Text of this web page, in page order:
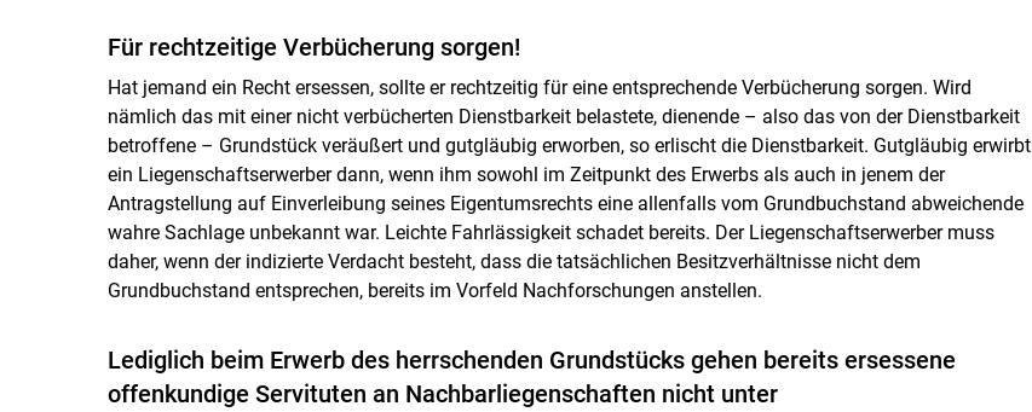
Für rechtzeitige Verbücherung sorgen!
Hat jemand ein Recht ersessen, sollte er rechtzeitig für eine entsprechende Verbücherung sorgen. Wird
nämlich das mit einer nicht verbücherten Dienstbarkeit belastete, dienende – also das von der Dienstbarkeit
betroffene – Grundstück veräußert und gutgläubig erworben, so erlischt die Dienstbarkeit. Gutgläubig erwirbt
ein Liegenschaftserwerber dann, wenn ihm sowohl im Zeitpunkt des Erwerbs als auch in jenem der
Antragstellung auf Einverleibung seines Eigentumsrechts eine allenfalls vom Grundbuchstand abweichende
wahre Sachlage unbekannt war. Leichte Fahrlässigkeit schadet bereits. Der Liegenschaftserwerber muss
daher, wenn der indizierte Verdacht besteht, dass die tatsächlichen Besitzverhältnisse nicht dem
Grundbuchstand entsprechen, bereits im Vorfeld Nachforschungen anstellen.
Lediglich beim Erwerb des herrschenden Grundstücks gehen bereits ersessene
offenkundige Servituten an Nachbarliegenschaften nicht unter